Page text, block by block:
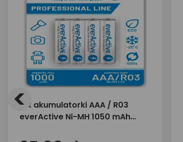
4 x akumulatorki AAA / R03
everActive Ni-MH 1050 mAh
<